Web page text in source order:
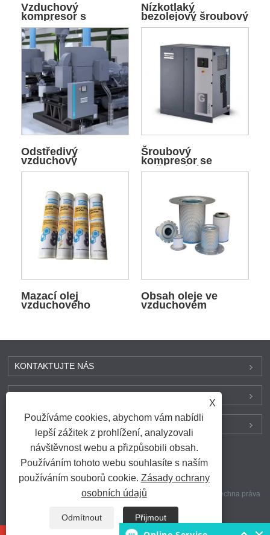
Vzduchový
kompresor s
proměnnou
frekvencí VSD
Nízkotlaký
bezolejový šroubový
vzduchový
Odstředivý
vzduchový
kompresor ZH
Šroubový
kompresor se
vstřikováním oleje
Mazací olej
vzduchového
Obsah oleje ve
vzduchovém
KONTAKTUJTE NÁS
PRODUKTY
NAJDETE NÁS NA SOCIÁLNÍCH MÉDIÍCH
Odkazy |Sitemap| RSS|XML|
Privacy Policy
Copyright © 2025 Dechuan Compressor (Shanghai) Co., Ltd. Všechna práva
vyhrazena.
X
Používáme cookies, abychom vám nabídli
lepší zážitek z prohlížení, analyzovali
návštěvnost webu a přizpůsobili obsah.
Používáním tohoto webu souhlasíte s naším
používáním souborů cookie. Zásady ochrany
osobních údajů
Odmítnout Přijmout